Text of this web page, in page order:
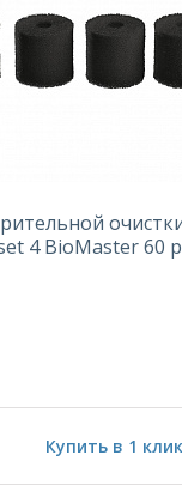
4 BioMaster 60
Купить в 1 клик